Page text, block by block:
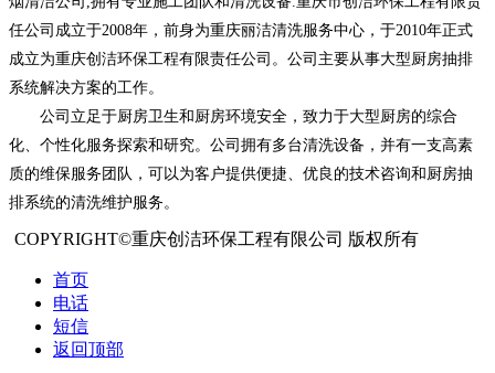
任公司成立于2008年，前身为重庆丽洁清洗服务中心，于2010年正式
成立为重庆创洁环保工程有限责任公司。公司主要从事大型厨房抽排
系统解决方案的工作。
公司立足于厨房卫生和厨房环境安全，致力于大型厨房的综合
化、个性化服务探索和研究。公司拥有多台清洗设备，并有一支高素
质的维保服务团队，可以为客户提供便捷、优良的技术咨询和厨房抽
排系统的清洗维护服务。
COPYRIGHT©重庆创洁环保工程有限公司 版权所有
首页
电话
短信
返回顶部